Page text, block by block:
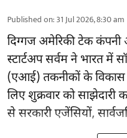
Published on:31 Jul 2026, 8:30 am
दिग्गज अमेरिकी टेक
स्टार्टअप सर्वम ने भारत में
(एआई) तकनीकों के
लिए शुक्रवार को
से सरकारी एजेंसियों,